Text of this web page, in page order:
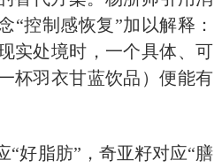
“控制感恢复”加以解释：
实处境时，一个具体、可
杯羽衣甘蓝饮品）便能有
“好脂肪”，奇亚籽对应“膳